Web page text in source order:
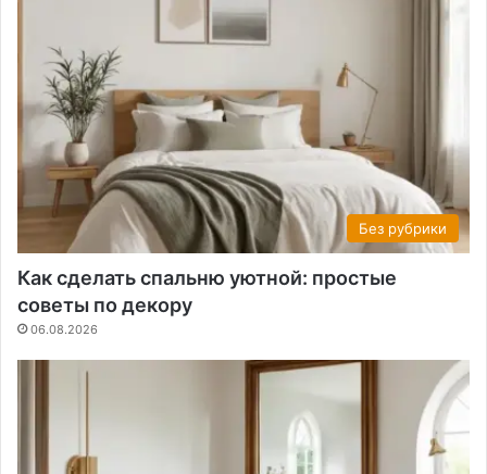
Без рубрики
Как сделать спальню уютной: простые
советы по декору
06.08.2026